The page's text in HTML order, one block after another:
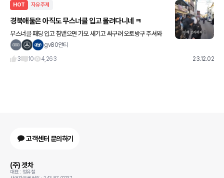
HOT 자유주제
경북애둘은 아직도 무스너클 입고 몰려다니네 ㅋ
무스너클 패딩 입고 침뱉으면 가오 새기고 싸구려 오토방구 주셔와
배달대행 아직도 형들한테 돈주고 쏘카 명의도용으로 여자애들 태우
gv80안티
3
10 4,263 23.12.02
고객센터 문의하기
(주) 겟차
대표 : 정유철